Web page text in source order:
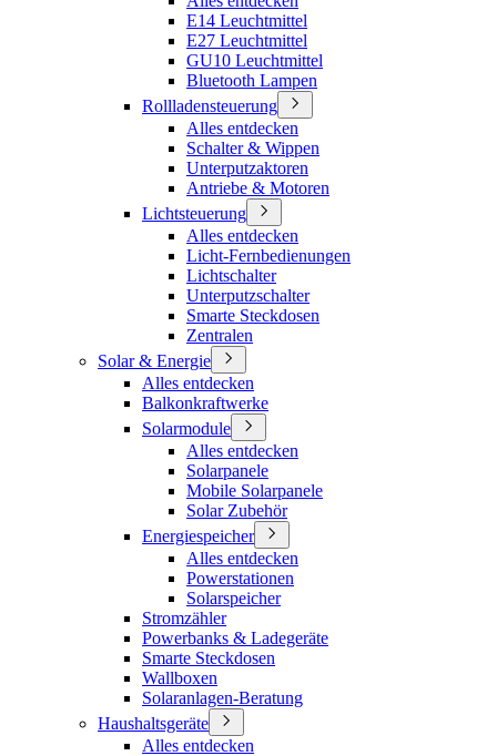
E14 Leuchtmittel
E27 Leuchtmittel
GU10 Leuchtmittel
Bluetooth Lampen
Rollladensteuerung
Alles entdecken
Schalter & Wippen
Unterputzaktoren
Antriebe & Motoren
Lichtsteuerung
Alles entdecken
Licht-Fernbedienungen
Lichtschalter
Unterputzschalter
Smarte Steckdosen
Zentralen
Solar & Energie
Alles entdecken
Balkonkraftwerke
Solarmodule
Alles entdecken
Solarpanele
Mobile Solarpanele
Solar Zubehör
Energiespeicher
Alles entdecken
Powerstationen
Solarspeicher
Stromzähler
Powerbanks & Ladegeräte
Smarte Steckdosen
Wallboxen
Solaranlagen-Beratung
Haushaltsgeräte
Alles entdecken